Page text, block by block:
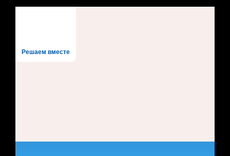
Решаем вместе